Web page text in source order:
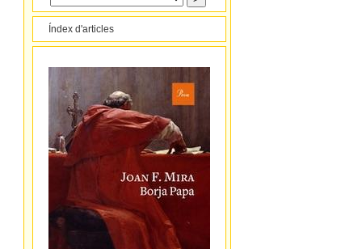
Índex d'articles